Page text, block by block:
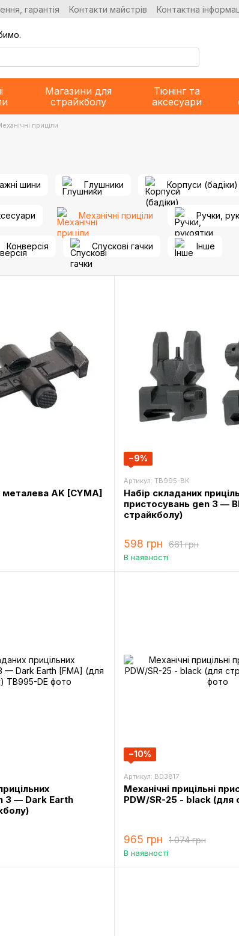
гарантія Контакти майстрів Контактна
Магазини для
страйкболу
Тюнінг та
аксесуари
приціли
шини Глушники Корпуси (бадіки)
Механічні приціли Ручки,
Конверсія Спускові гачки Інше
металева AK [CYMA]
−9%
Артикул: TB995-BK
Набір складаних
пристосувань gen 3 —
страйкболу)
661 грн
598 грн
В наявності
3 — Dark Earth
−10%
Артикул: BD3817
Механічні прицільні
PDW/SR-25 - black (для
1 074 грн
965 грн
В наявності